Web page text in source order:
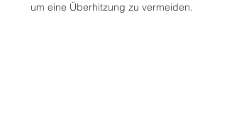
um eine Überhitzung zu vermeiden.